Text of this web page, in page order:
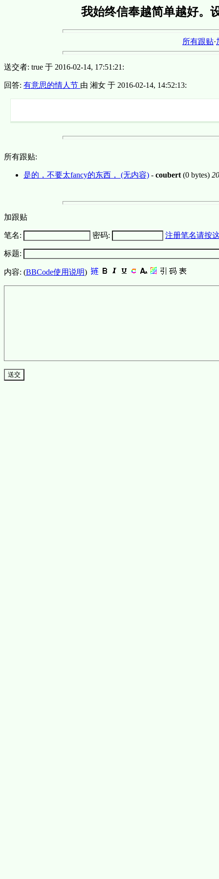
我始终信奉越简单越好。
所有跟贴·
送交者: true 于 2016-02-14, 17:51:21:
回答: 有意思的情人节 由 湘女 于 2016-02-14, 14:52:13:
所有跟贴:
是的，不要太fancy的东西， (无内容) - coubert (0 bytes)
加跟贴
笔名: 密码: 注册笔名请按
标题:
内容: (BBCode使用说明)